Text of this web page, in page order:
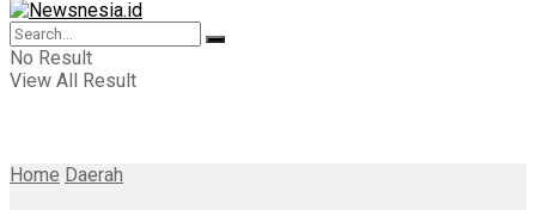
No Result
View All Result
Home Daerah